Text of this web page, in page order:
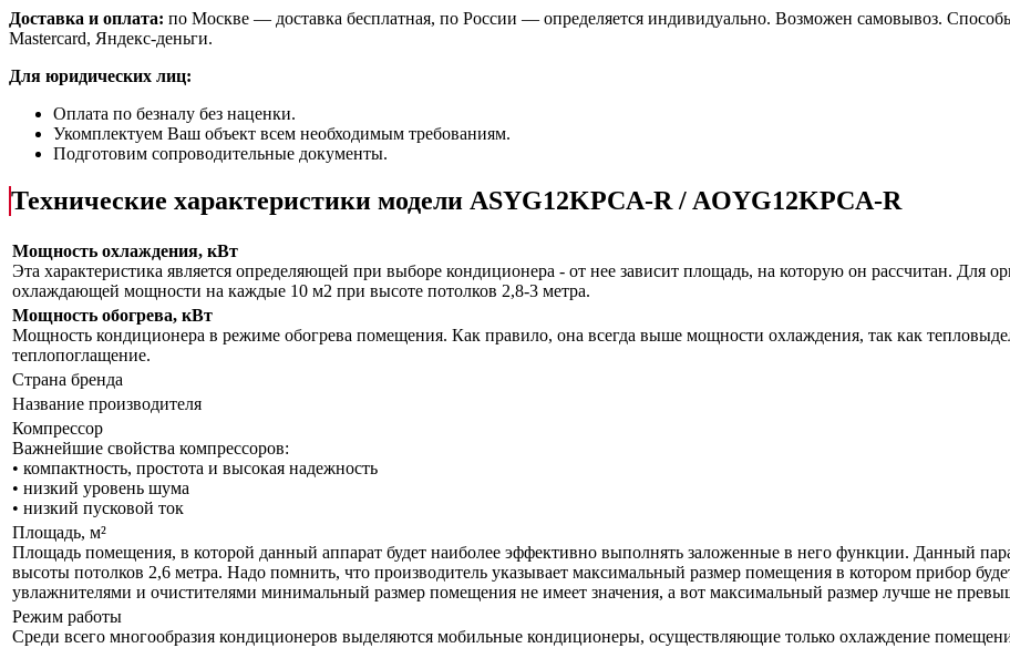
Доставка и оплата: по Москве — доставка бесплатная, по России — определяется индивидуально. Возможен самовывоз.
Mastercard, Яндекс-деньги.
Для юридических лиц:
Оплата по безналу без наценки.
Укомплектуем Ваш объект всем необходимым требованиям.
Подготовим сопроводительные документы.
Технические характеристики модели ASYG12KPCA-R / AOYG12KPCA-R
Мощность охлаждения, кВт
Эта характеристика является определяющей при выборе кондиционера - от нее зависит площадь, на которую он рассчитан. Для
охлаждающей мощности на каждые 10 м2 при высоте потолков 2,8-3 метра.
Мощность обогрева, кВт
Мощность кондиционера в режиме обогрева помещения. Как правило, она всегда выше мощности охлаждения, так как
теплопоглащение.
Страна бренда
Название производителя
Компрессор
Важнейшие свойства компрессоров:
• компактность, простота и высокая надежность
• низкий уровень шума
• низкий пусковой ток
Площадь, м²
Площадь помещения, в которой данный аппарат будет наиболее эффективно выполнять заложенные в него функции. Данный
высоты потолков 2,6 метра. Надо помнить, что производитель указывает максимальный размер помещения в котором прибор
увлажнителями и очистителями минимальный размер помещения не имеет значения, а вот максимальный размер лучше не
Режим работы
Среди всего многообразия кондиционеров выделяются мобильные кондиционеры, осуществляющие только охлаждение